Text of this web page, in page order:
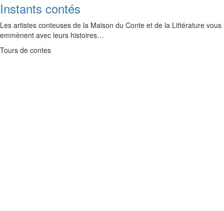
Instants contés
Les artistes conteuses de la Maison du Conte et de la Littérature vous
emmènent avec leurs histoires…
Tours de contes